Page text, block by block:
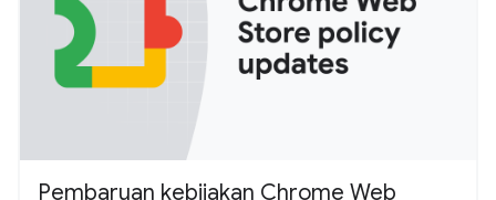
Pembaruan kebijakan Chrome Web